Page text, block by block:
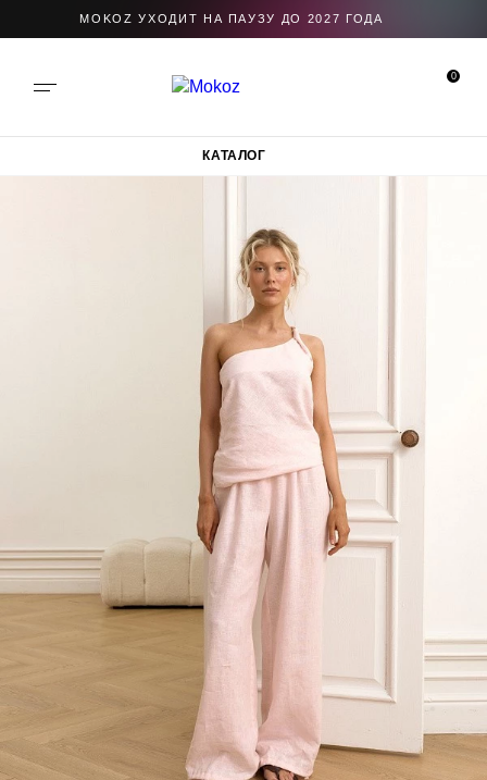
MOKOZ УХОДИТ НА ПАУЗУ ДО 2027 ГОДА
0